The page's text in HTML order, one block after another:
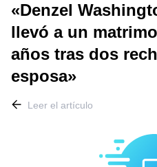
«Denzel
llevó a un
años tras dos
esposa»
Leer el artículo